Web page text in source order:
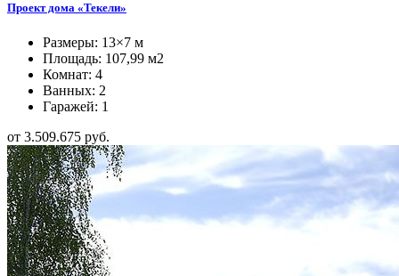
Проект дома «Текели»
Размеры: 13×7 м
Площадь: 107,99 м2
Комнат: 4
Ванных: 2
Гаражей: 1
от 3.509.675 руб.